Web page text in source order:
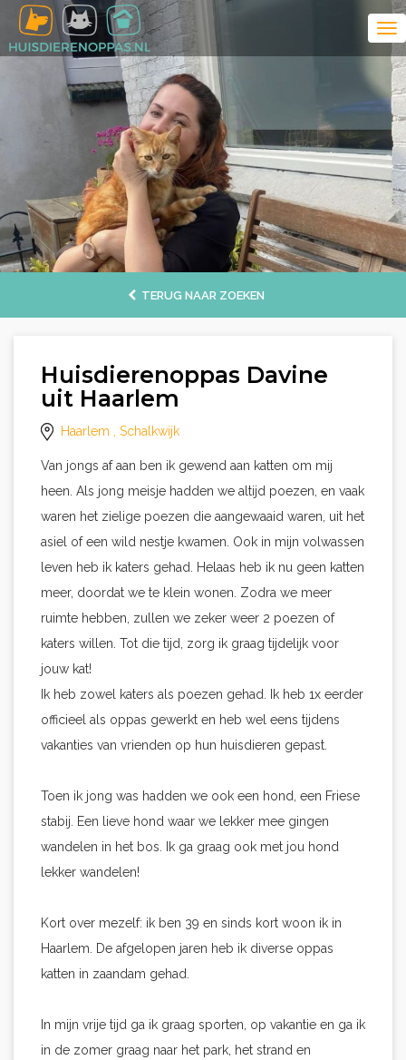
TERUG NAAR ZOEKEN
Huisdierenoppas Davine
uit Haarlem
Haarlem , Schalkwijk
Van jongs af aan ben ik gewend aan katten om mij
heen. Als jong meisje hadden we altijd poezen, en vaak
waren het zielige poezen die aangewaaid waren, uit het
asiel of een wild nestje kwamen. Ook in mijn volwassen
leven heb ik katers gehad. Helaas heb ik nu geen katten
meer, doordat we te klein wonen. Zodra we meer
ruimte hebben, zullen we zeker weer 2 poezen of
katers willen. Tot die tijd, zorg ik graag tijdelijk voor
jouw kat!
Ik heb zowel katers als poezen gehad. Ik heb 1x eerder
officieel als oppas gewerkt en heb wel eens tijdens
vakanties van vrienden op hun huisdieren gepast.
Toen ik jong was hadden we ook een hond, een Friese
stabij. Een lieve hond waar we lekker mee gingen
wandelen in het bos. Ik ga graag ook met jou hond
lekker wandelen!
Kort over mezelf: ik ben 39 en sinds kort woon ik in
Haarlem. De afgelopen jaren heb ik diverse oppas
katten in zaandam gehad.
In mijn vrije tijd ga ik graag sporten, op vakantie en ga ik
in de zomer graag naar het park, het strand en